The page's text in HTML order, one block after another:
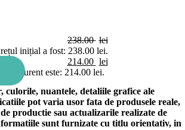
238.00 lei
inițial a fost: 238.00 lei.
214.00 lei
curent este: 214.00 lei.
culorile, nuantele, detaliile grafice ale
pot varia usor fata de produsele reale,
productie sau actualizarile realizate de
sunt furnizate cu titlu orientativ, in